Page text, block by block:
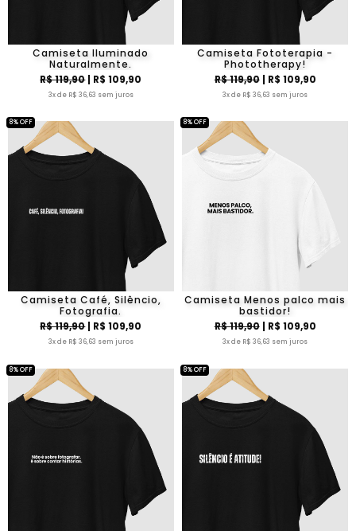
Camiseta Iluminado
Naturalmente.
R$ 119,90| R$ 109,90
3x de R$ 36,63 sem juros
Camiseta Fototerapia -
Phototherapy!
R$ 119,90| R$ 109,90
3x de R$ 36,63 sem juros
Camiseta Café, Silêncio,
Fotografia.
R$ 119,90| R$ 109,90
3x de R$ 36,63 sem juros
8% OFF
Camiseta Menos palco mais
bastidor!
R$ 119,90| R$ 109,90
3x de R$ 36,63 sem juros
8% OFF
8% OFF 8% OFF